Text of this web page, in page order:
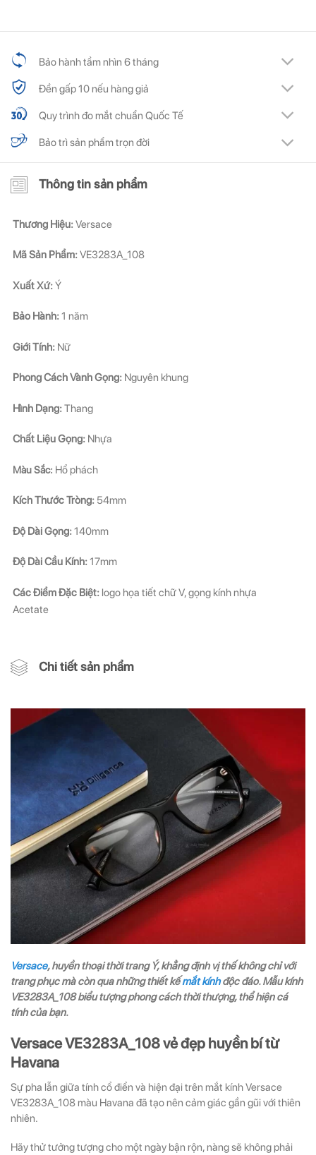
Bảo hành tầm nhìn 6 tháng
Đền gấp 10 nếu hàng giả
Quy trình đo mắt chuẩn Quốc Tế
Bảo trì sản phẩm trọn đời
Thông tin sản phẩm
Thương Hiệu:Versace
Mã Sản Phẩm:VE3283A_108
Xuất Xứ:Ý
Bảo Hành:1 năm
Giới Tính: Nữ
Phong Cách Vành Gọng: Nguyên khung
Hình Dạng:Thang
Chất Liệu Gọng: Nhựa
Màu Sắc: Hổ phách
Kích Thước Tròng: 54mm
Độ Dài Gọng:140mm
Độ Dài Cầu Kính:17mm
Các Điểm Đặc Biệt: logo họa tiết chữ V, gọng kính nhựa
Acetate
Chi tiết sản phẩm
Versace, huyền thoại thời trang Ý, khẳng định vị thế không chỉ với
trang phục mà còn qua những thiết kếmắt kínhđộc đáo. Mẫu kính
VE3283A_108 biểu tượng phong cách thời thượng, thể hiện cá
tính của bạn.
Versace VE3283A_108 vẻ đẹp huyền bí từ
Havana
Sự pha lẫn giữa tính cổ điển và hiện đại trên mắt kính Versace
VE3283A_108 màu Havana đã tạo nên cảm giác gần gũi với thiên
nhiên.
Hãy thử tưởng tượng cho một ngày bận rộn, nàng sẽ không phải